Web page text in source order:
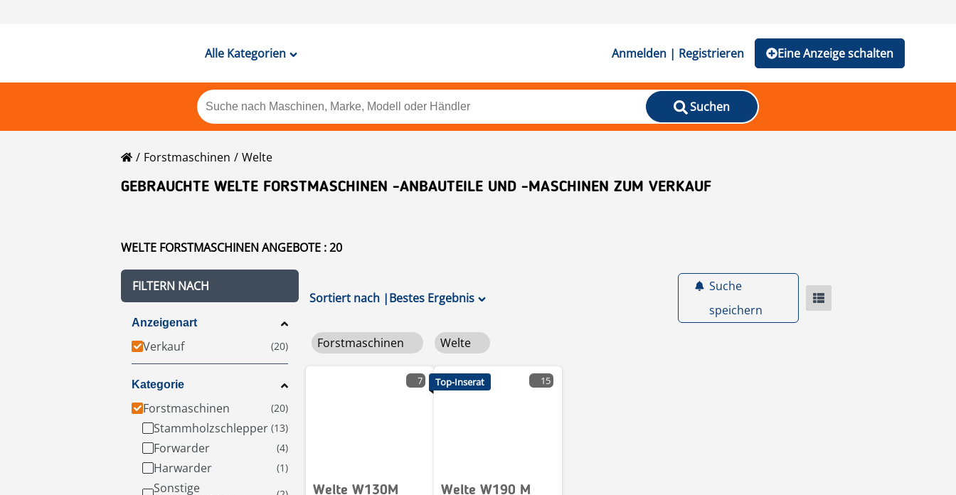
Alle Kategorien Anmelden | Registrieren Eine Anzeige schalten
Suchen
Forstmaschinen
Welte
GEBRAUCHTE WELTE FORSTMASCHINEN -ANBAUTEILE UND -MASCHINEN ZUM VERKAUF
WELTE FORSTMASCHINEN ANGEBOTE : 20
FILTERN NACH
Anzeigenart
Verkauf
Kategorie
Forstmaschinen
Stammholzschlepper
Forwarder
Harwarder
Sonstige
Sortiert nach |Bestes Ergebnis
Suche
speichern
Forstmaschinen Welte
7
Welte W130M
15
Welte W190 M
Top-Inserat